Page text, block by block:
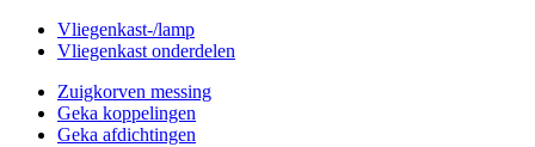
Vliegenkast-/lamp
Vliegenkast onderdelen
Zuigkorven messing
Geka koppelingen
Geka afdichtingen